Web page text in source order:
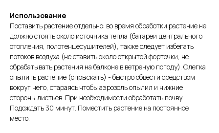
Использование
Поставить растение отдельно: во время обработки растение не
должно стоять около источника тепла (батарей центрального
отопления, полотенцесушителей), также следует избегать
потоков воздуха (не ставить около открытой форточки, не
обрабатывать растения на балконе в ветреную погоду). Слегка
опылить растение (опрыскать) - быстро обвести средством
вокруг него, стараясь чтобы аэрозоль опылил и нижние
стороны листьев. При необходимости обработать почву.
Подождать 30 минут. Поместить растение на постоянное
место.